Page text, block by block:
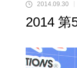
2014.09.30
2014